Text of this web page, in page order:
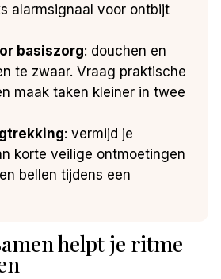
alarmsignaal voor ontbijt
basiszorg: douchen en
te zwaar. Vraag praktische
maak taken kleiner in twee
: vermijd je
korte veilige ontmoetingen
bellen tijdens een
helpt je ritme